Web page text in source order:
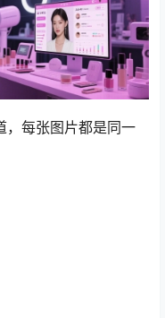
，每张图片都是同一